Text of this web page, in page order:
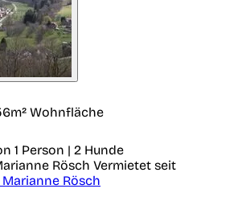
Wohnfläche
1 Person | 2 Hunde
Rösch Vermietet seit
Rösch